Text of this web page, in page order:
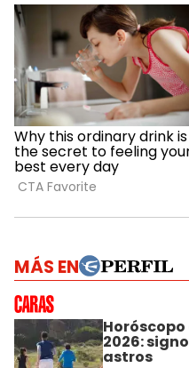
MÁS EN
2026:
astros